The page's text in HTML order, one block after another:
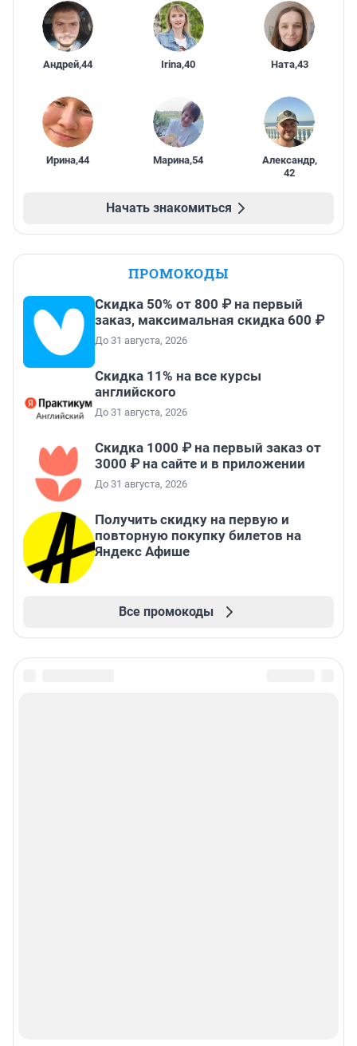
Андрей,44 Irina,40 Ната,43
Ирина,44 Марина,54 Александр,
42
Начать знакомиться
ПРОМОКОДЫ
Скидка 50% от 800 ₽ на первый
заказ, максимальная скидка 600 ₽
До 31 августа, 2026
Скидка 11% на все курсы
английского
До 31 августа, 2026
Скидка 1000 ₽ на первый заказ от
3000 ₽ на сайте и в приложении
До 31 августа, 2026
Получить скидку на первую и
повторную покупку билетов на
Яндекс Афише
Все промокоды